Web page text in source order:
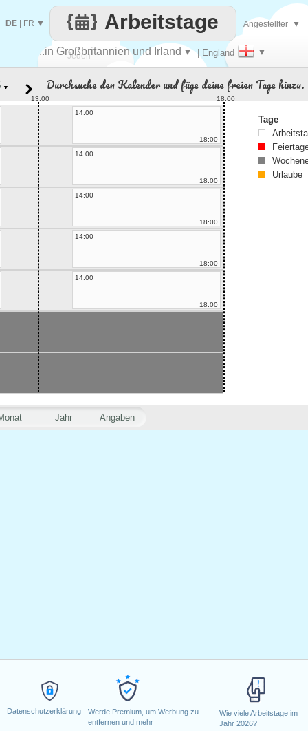
Datenschutzerklärung
Werde Premium, um Werbung zu
entfernen und mehr
Wie viele Arbeitstage im
Jahr 2026?
Jeden
..in Großbritannien und Irland ▼ | England ▼
Arbeitstage
DE FR ▼ Angestellter ▼
Jahr Angaben
▼ Durchsuche den Kalender und füge deine freien Tage hinzu.
13:00
18:00
14:00
18:00
14:00
18:00
14:00
18:00
14:00
18:00
14:00
18:00
Tage
Urlaube